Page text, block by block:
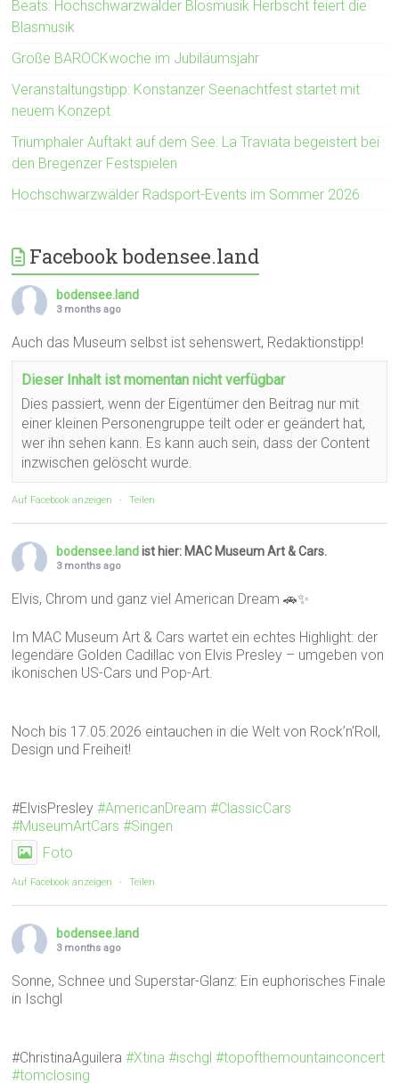
Beats: Hochschwarzwälder Blosmusik Herbscht feiert die
Blasmusik
Große BAROCKwoche im Jubiläumsjahr
Veranstaltungstipp: Konstanzer Seenachtfest startet mit
neuem Konzept
Triumphaler Auftakt auf dem See: La Traviata begeistert bei
den Bregenzer Festspielen
Hochschwarzwälder Radsport-Events im Sommer 2026
Facebook bodensee.land
bodensee.land
3 months ago
Auch das Museum selbst ist sehenswert, Redaktionstipp!
Dieser Inhalt ist momentan nicht verfügbar
Dies passiert, wenn der Eigentümer den Beitrag nur mit
einer kleinen Personengruppe teilt oder er geändert hat,
wer ihn sehen kann. Es kann auch sein, dass der Content
inzwischen gelöscht wurde.
Auf Facebook anzeigen · Teilen
bodensee.land ist hier: MAC Museum Art & Cars.
3 months ago
Elvis, Chrom und ganz viel American Dream 🚗✨
Im MAC Museum Art & Cars wartet ein echtes Highlight: der
legendäre Golden Cadillac von Elvis Presley – umgeben von
ikonischen US-Cars und Pop-Art.
Noch bis 17.05.2026 eintauchen in die Welt von Rock’n’Roll,
Design und Freiheit!
#ElvisPresley#AmericanDream #ClassicCars
#MuseumArtCars #Singen
Foto
Auf Facebook anzeigen · Teilen
bodensee.land
3 months ago
Sonne, Schnee und Superstar-Glanz: Ein euphorisches Finale
in Ischgl
#ChristinaAguilera#Xtina #ischgl #topofthemountainconcert
#tomclosing